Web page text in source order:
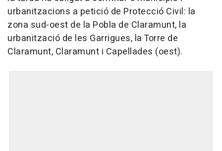
urbanitzacions a petició de Protecció Civil: la
zona sud-oest de la Pobla de Claramunt, la
urbanització de les Garrigues, la Torre de
Claramunt, Claramunt i Capellades (oest).